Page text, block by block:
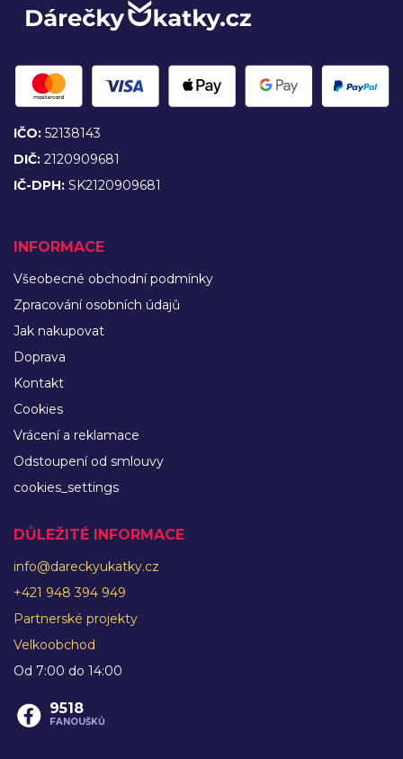
IČO: 52138143
DIČ: 2120909681
IČ-DPH: SK2120909681
INFORMACE
Všeobecné obchodní podmínky
Zpracování osobních údajů
Jak nakupovat
Doprava
Kontakt
Cookies
Vrácení a reklamace
Odstoupení od smlouvy
cookies_settings
DŮLEŽITÉ INFORMACE
info@dareckyukatky.cz
+421 948 394 949
Partnerské projekty
Velkoobchod
Od 7:00 do 14:00
9518
FANOUŠKŮ